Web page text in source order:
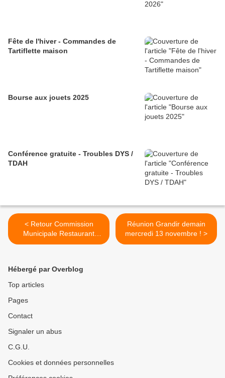
Fête de l'hiver - Commandes de
Tartiflette maison
Bourse aux jouets 2025
Conférence gratuite - Troubles DYS /
TDAH
< Retour Commission
Municipale Restaurant
Scolaire
Réunion Grandir demain
mercredi 13 novembre ! >
Hébergé par Overblog
Top articles
Pages
Contact
Signaler un abus
C.G.U.
Cookies et données personnelles